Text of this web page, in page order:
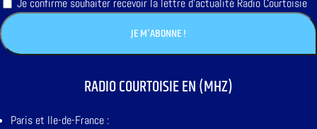
RADIO COURTOISIE EN (MHZ)
Paris et Ile-de-France :